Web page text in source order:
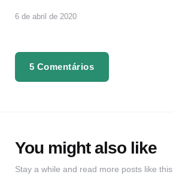
6 de abril de 2020
5 Comentários
You might also like
Stay a while and read more posts like this